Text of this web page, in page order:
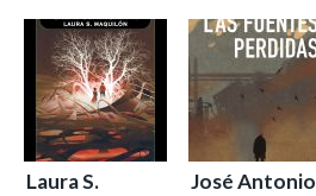
Laura S.
José Antonio